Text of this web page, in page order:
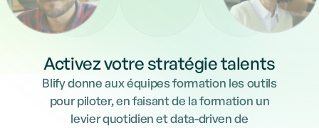
Activez votre stratégie talents
Blify donne aux équipes formation les outils
pour piloter, en faisant de la formation un
levier quotidien et data-driven de